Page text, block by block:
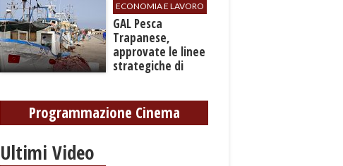
ECONOMIA E LAVORO
GAL Pesca
Trapanese,
approvate le linee
strategiche di
settembre
Programmazione Cinema
Ultimi Video